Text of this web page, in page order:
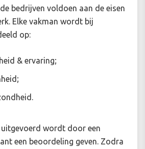
bedrijven voldoen aan de eisen
Elke vakman wordt bij
op:
& ervaring;
wordt door een
een beoordeling geven. Zodra